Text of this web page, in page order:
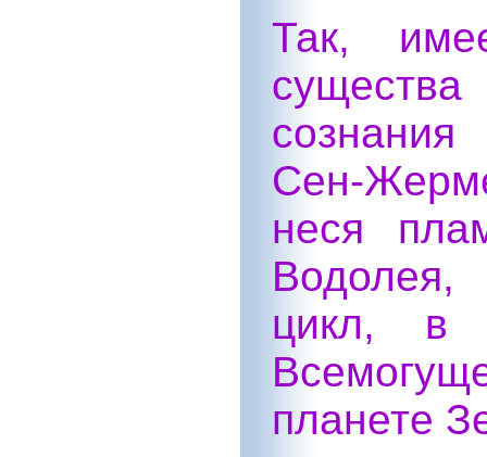
Так,
Сен-
неся
Водолея,
цикл, в
планете